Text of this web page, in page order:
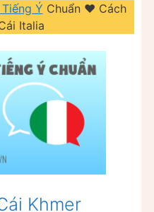
Ý Chuẩn ❤️ Cách
Italia
Khmer